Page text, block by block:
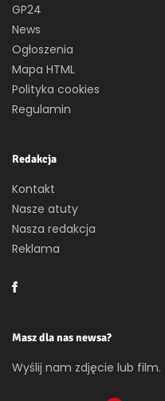
GP24
News
Ogłoszenia
Mapa HTML
Polityka cookies
Regulamin
Redakcja
Kontakt
Nasze atuty
Nasza redakcja
Reklama
Masz dla nas newsa?
Wyślij nam zdjęcie lub film.